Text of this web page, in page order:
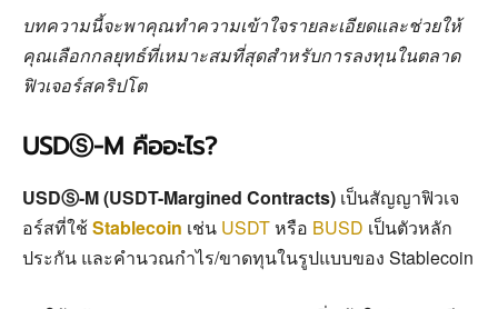
บทความนี้จะพาคุณทำความเข้าใจรายละเอียดและช่วยให้
คุณเลือกกลยุทธ์ที่เหมาะสมที่สุดสำหรับการลงทุนในตลาด
ฟิวเจอร์สคริปโต
USDⓈ-M คืออะไร?
USDⓈ-M (USDT-Margined Contracts) เป็นสัญญาฟิวเจ
อร์สที่ใช้Stablecoin เช่น USDTหรือ BUSD เป็นตัวหลัก
ประกัน และคำนวณกำไร/ขาดทุนในรูปแบบของ Stablecoin